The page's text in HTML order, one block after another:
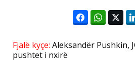
Fjalë kyçe: Aleksandër Pushkin,
pushtet i nxirë